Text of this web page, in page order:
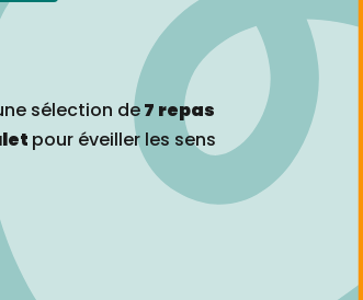
sélection de7 repas
pour éveiller les sens